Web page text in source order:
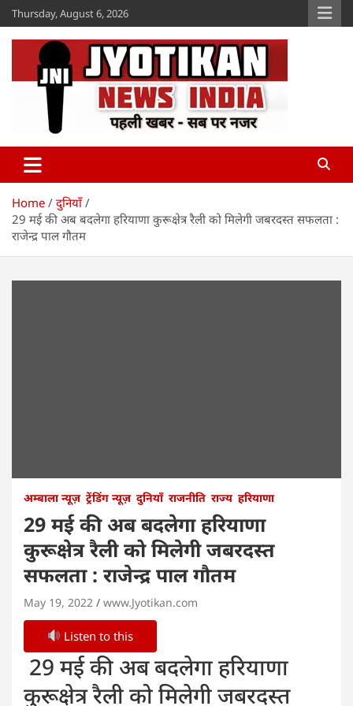
Skip
to
content
Thursday, August 6, 2026
Jyotikan
Home
दुनियाँ
29 मई की अब बदलेगा हरियाणा कुरूक्षेत्र रैली को मिलेगी जबरदस्त सफलता :
राजेन्द्र पाल गौतम
अम्बाला न्यूज़ ट्रेंडिंग न्यूज़ दुनियाँ राजनीति राज्य हरियाणा
29 मई की अब बदलेगा हरियाणा
कुरूक्षेत्र रैली को मिलेगी जबरदस्त
सफलता : राजेन्द्र पाल गौतम
May 19, 2022 www.Jyotikan.com
Listen to this
29 मई की अब बदलेगा हरियाणा
कुरूक्षेत्र रैली को मिलेगी जबरदस्त